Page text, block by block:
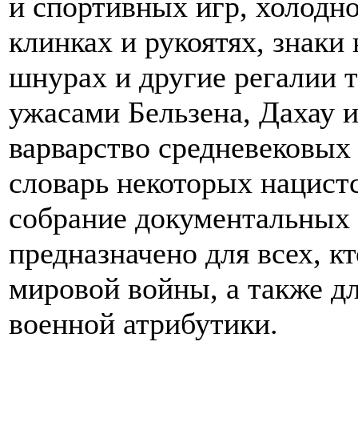
и спортивных игр,
клинках и рукоятях,
шнурах и другие регалии
ужасами Бельзена, Дахау
варварство
словарь некоторых
собрание
предназначено для всех,
мировой войны, а также
военной атрибутики.